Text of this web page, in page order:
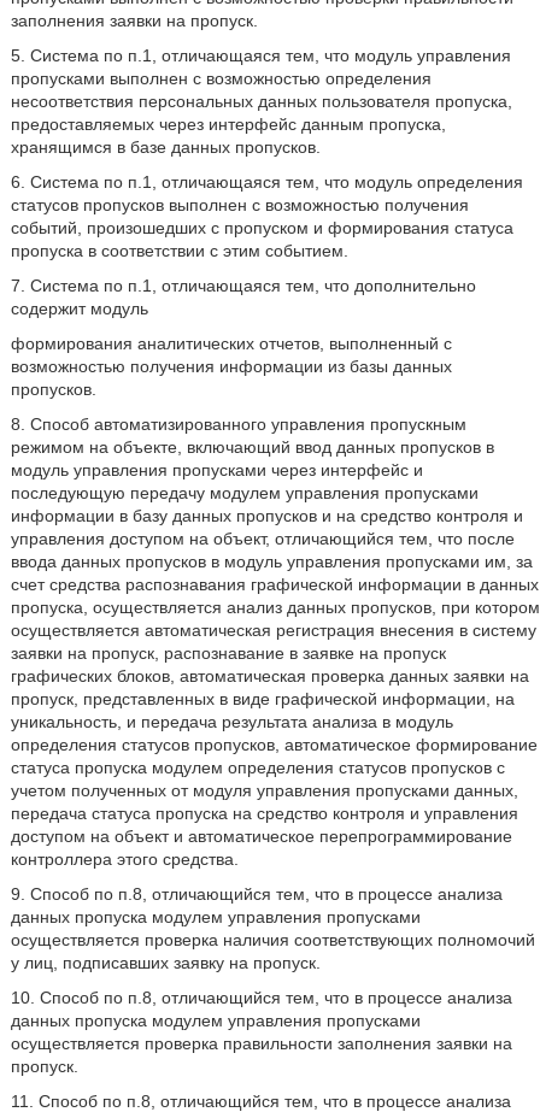
заполнения заявки на пропуск.
5. Система по п.1, отличающаяся тем, что модуль управления
пропусками выполнен с возможностью определения
несоответствия персональных данных пользователя пропуска,
предоставляемых через интерфейс данным пропуска,
хранящимся в базе данных пропусков.
6. Система по п.1, отличающаяся тем, что модуль определения
статусов пропусков выполнен с возможностью получения
событий, произошедших с пропуском и формирования статуса
пропуска в соответствии с этим событием.
7. Система по п.1, отличающаяся тем, что дополнительно
содержит модуль
формирования аналитических отчетов, выполненный с
возможностью получения информации из базы данных
пропусков.
8. Способ автоматизированного управления пропускным
режимом на объекте, включающий ввод данных пропусков в
модуль управления пропусками через интерфейс и
последующую передачу модулем управления пропусками
информации в базу данных пропусков и на средство контроля и
управления доступом на объект, отличающийся тем, что после
ввода данных пропусков в модуль управления пропусками им, за
счет средства распознавания графической информации в данных
пропуска, осуществляется анализ данных пропусков, при котором
осуществляется автоматическая регистрация внесения в систему
заявки на пропуск, распознавание в заявке на пропуск
графических блоков, автоматическая проверка данных заявки на
пропуск, представленных в виде графической информации, на
уникальность, и передача результата анализа в модуль
определения статусов пропусков, автоматическое формирование
статуса пропуска модулем определения статусов пропусков с
учетом полученных от модуля управления пропусками данных,
передача статуса пропуска на средство контроля и управления
доступом на объект и автоматическое перепрограммирование
контроллера этого средства.
9. Способ по п.8, отличающийся тем, что в процессе анализа
данных пропуска модулем управления пропусками
осуществляется проверка наличия соответствующих полномочий
у лиц, подписавших заявку на пропуск.
10. Способ по п.8, отличающийся тем, что в процессе анализа
данных пропуска модулем управления пропусками
осуществляется проверка правильности заполнения заявки на
пропуск.
11. Способ по п.8, отличающийся тем, что в процессе анализа